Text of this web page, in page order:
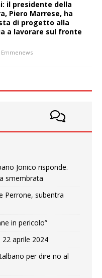
il presidente della
Piero Marrese, ha
di progetto alla
a lavorare sul fronte
Emmenews
Jonico risponde.
smembrata
Perrone, subentra
in pericolo”
22 aprile 2024
per dire no al